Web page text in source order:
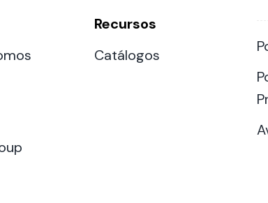
Recursos
Catálogos